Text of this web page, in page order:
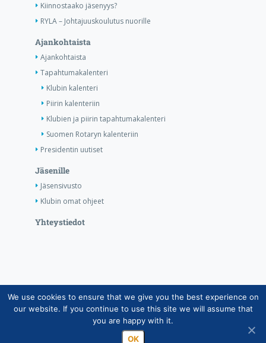
Kiinnostaako jäsenyys?
RYLA – Johtajuuskoulutus nuorille
Ajankohtaista
Ajankohtaista
Tapahtumakalenteri
Klubin kalenteri
Piirin kalenteriin
Klubien ja piirin tapahtumakalenteri
Suomen Rotaryn kalenteriin
Presidentin uutiset
Jäsenille
Jäsensivusto
Klubin omat ohjeet
Yhteystiedot
Copyright © Suomen Rotarypalvelu ry 2026 |
Jäsentietojärjestelmän tietosuojaseloste| Henkilötietojen
käsittely Rotarytoiminnassa
We use cookies to ensure that we give you the best experience on
our website. If you continue to use this site we will assume that
you are happy with it.
OK